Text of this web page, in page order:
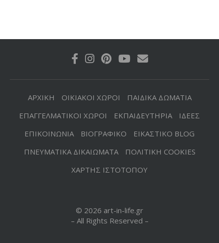
ΑΡΧΙΚΗ ΟΙΚΙΑΚΟΙ ΧΩΡΟΙ
ΠΑΙΔΙΚΑ ΔΩΜΑΤΙΑ
ΕΠΑΓΓΕΛΜΑΤΙΚΟΙ ΧΩΡΟΙ
ΕΚΠΑΙΔΕΥΤΗΡΙΑ
ΙΔΕΕΣ
ΕΠΙΚΟΙΝΩΝΙΑ
ΒΙΟΓΡΑΦΙΚΟ
ΕΙΚΑΣΤΙΚΟ BLOG
ΠΝΕΥΜΑΤΙΚΑ ΔΙΚΑΙΩΜΑΤΑ
ΠΟΛΙΤΙΚΗ COOKIES
ΧΑΡΤΗΣ ΙΣΤΟΤΟΠΟΥ
© 2026 art-in-life.gr
– All Rights Reserved –